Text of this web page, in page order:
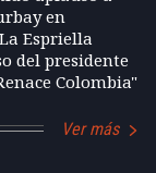
en
Espriella
del presidente
Colombia"
Ver más